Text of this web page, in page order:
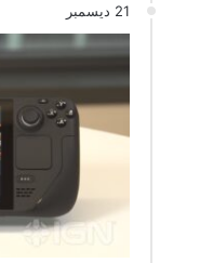
21 ديسمبر